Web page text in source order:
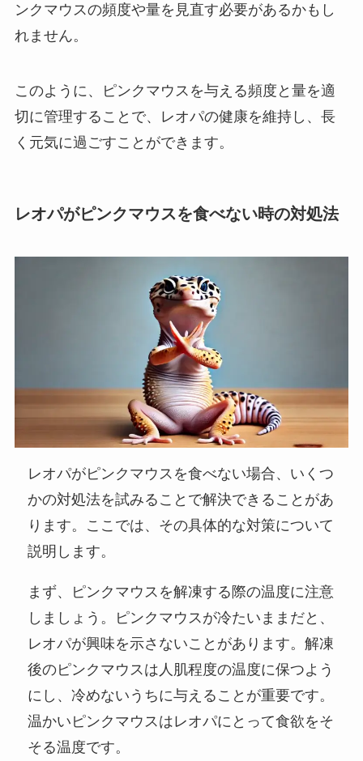
ンクマウスの頻度や量を見直す必要があるかもし
れません。
このように、ピンクマウスを与える頻度と量を適
切に管理することで、レオパの健康を維持し、長
く元気に過ごすことができます。
レオパがピンクマウスを食べない時の対処法
レオパがピンクマウスを食べない場合、いくつ
かの対処法を試みることで解決できることがあ
ります。ここでは、その具体的な対策について
説明します。
まず、ピンクマウスを解凍する際の温度に注意
しましょう。ピンクマウスが冷たいままだと、
レオパが興味を示さないことがあります。解凍
後のピンクマウスは人肌程度の温度に保つよう
にし、冷めないうちに与えることが重要です。
温かいピンクマウスはレオパにとって食欲をそ
そる温度です。